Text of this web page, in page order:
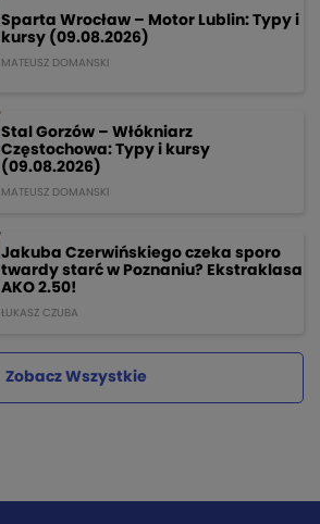
Sparta Wrocław – Motor Lublin: Typy i
kursy (09.08.2026)
MATEUSZ DOMANSKI
Stal Gorzów – Włókniarz
Częstochowa: Typy i kursy
(09.08.2026)
MATEUSZ DOMANSKI
Jakuba Czerwińskiego czeka sporo
twardy starć w Poznaniu? Ekstraklasa
AKO 2.50!
ŁUKASZ CZUBA
Zobacz Wszystkie